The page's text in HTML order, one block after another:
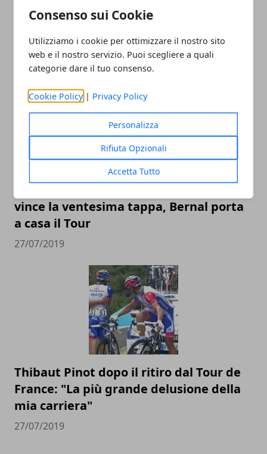
Consenso sui Cookie
Utilizziamo i cookie per ottimizzare il nostro sito
web e il nostro servizio. Puoi scegliere a quali
categorie dare il tuo consenso.
Cookie Policy | Privacy Policy
Personalizza
Rifiuta Opzionali
Accetta Tutto
Tour de France 2019: Caleb Ewan fa il
tris a Parigi
28/07/2019
vince la ventesima tappa, Bernal porta
a casa il Tour
27/07/2019
Thibaut Pinot dopo il ritiro dal Tour de
France: "La più grande delusione della
mia carriera"
27/07/2019